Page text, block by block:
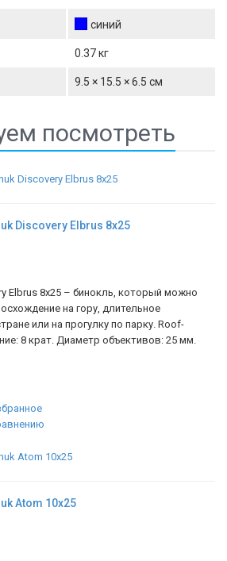
синий
0.37 кг
9.5 × 15.5 × 6.5 см
посмотреть
Discovery Elbrus 8x25
Elbrus 8x25 – бинокль, который можно
на гору, длительное
или на прогулку по парку. Roof-
8 крат. Диаметр объективов: 25 мм.
Atom 10x25